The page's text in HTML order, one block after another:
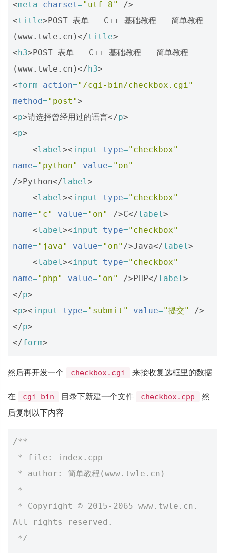
<meta charset="utf-8"
/>
<title>POST 表单 - C++ 基础教程 - 简单教程
(www.twle.cn)</title>
<h3>POST 表单 - C++ 基础教程 - 简单教程
(www.twle.cn)</h3>
<form action="/cgi-bin/checkbox.cgi"
method="post">
<p>请选择曾经用过的语言</p>
<p>
<label><input type="checkbox"
name="python" value="on"
/>Python</label>
<label><input type="checkbox"
name="c" value="on" />C</label>
<label><input type="checkbox"
name="java" value="on" />Java</label>
<label><input type="checkbox"
name="php" value="on" />PHP</label>
</p>
<p><input type="submit" value="提交"
/>
</p>
</form>
然后再开发一个 checkbox.cgi 来接收复选框里的数据
在 cgi-bin 目录下新建一个文件 checkbox.cpp
然
后复制以下内容
/**
* file: index.cpp
* author: 简单教程(www.twle.cn)
*
All rights reserved.
*/